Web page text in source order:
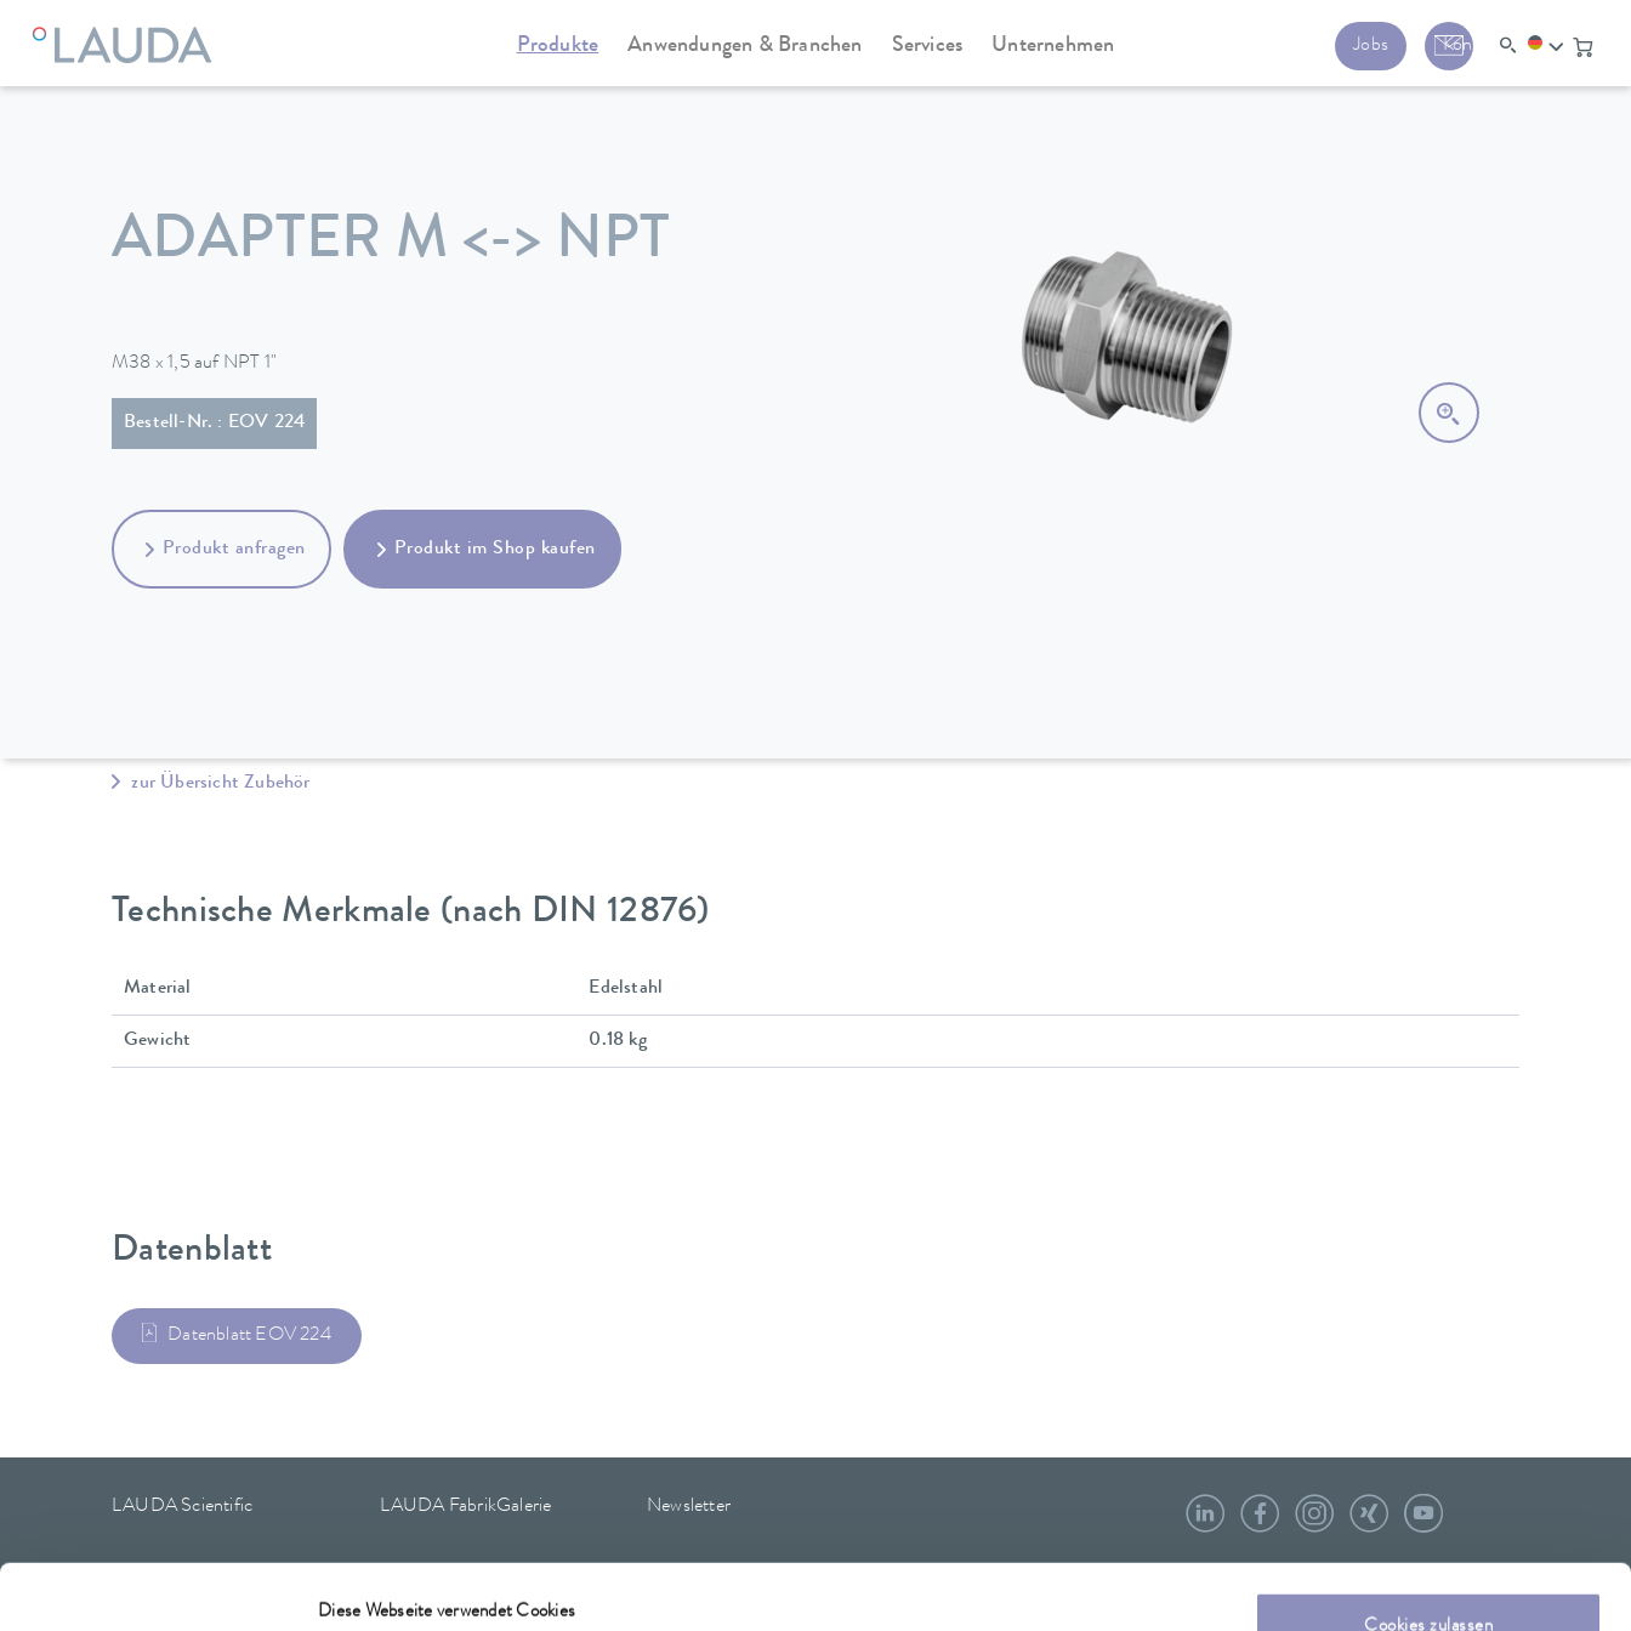
Diese Webseite verwendet Cookies
Produkte Anwendungen & Branchen Services Unternehmen Jobs Kontakt
LAUDA Temperiergeräte
ADAPTER M <-> NPT
M38 x 1,5 auf NPT 1"
Bestell-Nr. : EOV 224
Produkt anfragen Produkt im Shop kaufen
zur Übersicht Zubehör
Technische Merkmale (nach DIN 12876)
Material Edelstahl
Gewicht 0.18 kg
Datenblatt
Datenblatt EOV 224
LAUDA Scientific LAUDA FabrikGalerie Newsletter